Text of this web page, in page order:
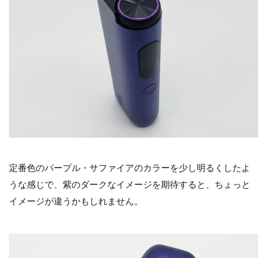
定番色のパープル・サファイアのカラーを少し明るくしたよ
うな感じで、紫のダークなイメージを期待すると、ちょっと
イメージが違うかもしれません。